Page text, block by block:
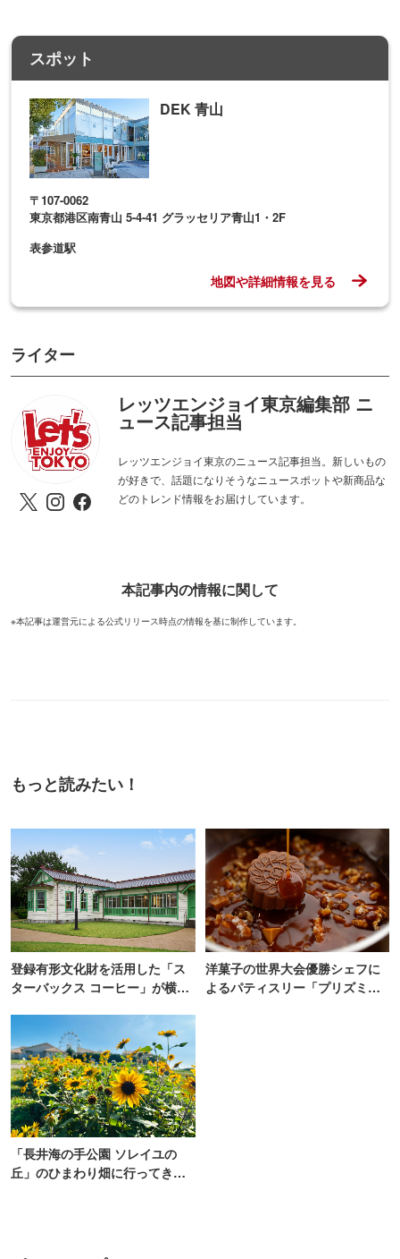
スポット
DEK 青山
〒107-0062
東京都港区南青山 5-4-41 グラッセリア青山1・2F
表参道駅
地図や詳細情報を見る
ライター
レッツエンジョイ東京編集部 ニ
ュース記事担当
レッツエンジョイ東京のニュース記事担当。新しいもの
が好きで、話題になりそうなニュースポットや新商品な
どのトレンド情報をお届けしています。
本記事内の情報に関して
※本記事は運営元による公式リリース時点の情報を基に制作しています。
もっと読みたい！
登録有形文化財を活用した「ス
ターバックス コーヒー」が横
洋菓子の世界大会優勝シェフに
よるパティスリー「プリズミッ
「長井海の手公園 ソレイユの
丘」のひまわり畑に行ってき